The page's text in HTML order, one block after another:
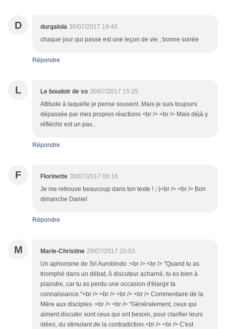
D durgalola 30/07/2017 19:40
chaque jour qui passe est une leçon de vie ; bonne soirée
Répondre
L Le boudoir de so 30/07/2017 15:25
Attitude à laquelle je pense souvent..Mais je suis toujours
dépassée par mes propres réactions <br /> <br /> Mais déjà y
réfléchir est un pas...
Répondre
F Florinette 30/07/2017 08:18
Je me retrouve beaucoup dans ton texte ! ;-)<br /> <br /> Bon
dimanche Daniel
Répondre
M Marie-Christine 29/07/2017 20:03
Un aphorisme de Sri Aurobindo :<br /> <br /> "Quand tu as
triomphé dans un débat, ô discuteur acharné, tu es bien à
plaindre, car tu as perdu une occasion d'élargir ta
connaissance."<br /> <br /> <br /> <br /> Commentaire de la
Mère aux disciples :<br /> <br /> "Généralement, ceux qui
aiment discuter sont ceux qui ont besoin, pour clarifier leurs
idées, du stimulant de la contradiction.<br /> <br /> C'est